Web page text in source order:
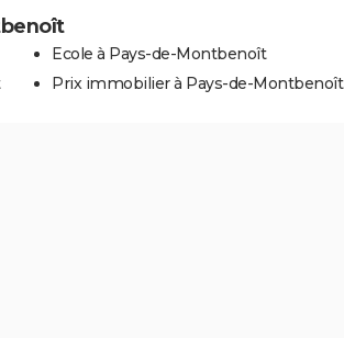
Ecole à Pays-de-Montbenoît
Prix immobilier à Pays-de-Montbenoît